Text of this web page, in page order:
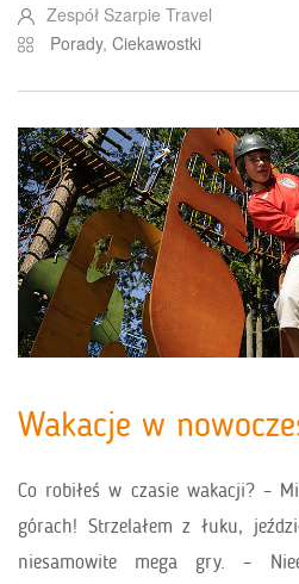
Zespół Szarpie Travel
Porady, Ciekawostki
Wakacje w
Co robiłeś w czasie wakacji? –
górach! Strzelałem z łuku,
niesamowite mega gry. –